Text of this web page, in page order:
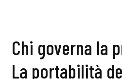
Chi governa la
La portabilità